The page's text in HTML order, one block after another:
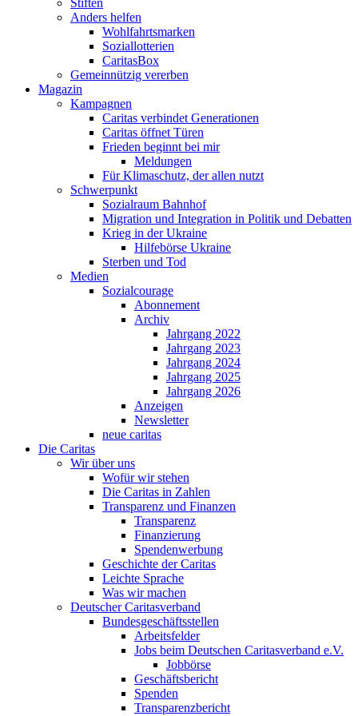
Stiften
Anders helfen
Wohlfahrtsmarken
Soziallotterien
CaritasBox
Gemeinnützig vererben
Magazin
Kampagnen
Caritas verbindet Generationen
Caritas öffnet Türen
Frieden beginnt bei mir
Meldungen
Für Klimaschutz, der allen nutzt
Schwerpunkt
Sozialraum Bahnhof
Migration und Integration in Politik und Debatten
Krieg in der Ukraine
Hilfebörse Ukraine
Sterben und Tod
Medien
Sozialcourage
Abonnement
Archiv
Jahrgang 2022
Jahrgang 2023
Jahrgang 2024
Jahrgang 2025
Jahrgang 2026
Anzeigen
Newsletter
neue caritas
Die Caritas
Wir über uns
Wofür wir stehen
Die Caritas in Zahlen
Transparenz und Finanzen
Transparenz
Finanzierung
Spendenwerbung
Geschichte der Caritas
Leichte Sprache
Was wir machen
Deutscher Caritasverband
Bundesgeschäftsstellen
Arbeitsfelder
Jobs beim Deutschen Caritasverband e.V.
Jobbörse
Geschäftsbericht
Spenden
Transparenzbericht